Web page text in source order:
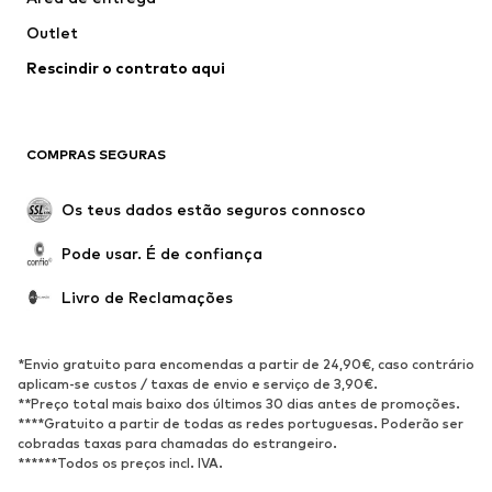
Roupa interior
Sobretudos
Roupa de banho
Ocasiões
Upcycling
SAPATOS
Novidades
altos
Sandálias
Sapatos baixos
Sapatilhas de desporto
Sabrinas
Sapatos abertos
Outlet
Rescindir o contrato aqui
COMPRAS SEGURAS
Os teus dados estão seguros connosco
Pode usar. É de confiança
Livro de Reclamações
*Envio gratuito para encomendas a partir de 24,90€, caso contrário
aplicam-se custos / taxas de envio e serviço de 3,90€.
**Preço total mais baixo dos últimos 30 dias antes de promoções.
****Gratuito a partir de todas as redes portuguesas. Poderão ser
cobradas taxas para chamadas do estrangeiro.
******Todos os preços incl. IVA.